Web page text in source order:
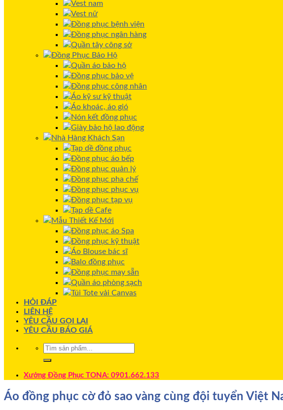
Vest nam
Vest nữ
Đồng phục bệnh viện
Đồng phục ngân hàng
Quần tây công sở
Đồng Phục Bảo Hộ
Quần áo bảo hộ
Đồng phục bảo vệ
Đồng phục công nhân
Áo kỹ sư kỹ thuật
Áo khoác, áo gió
Nón kết đồng phục
Giày bảo hộ lao động
Nhà Hàng Khách Sạn
Tạp dề đồng phục
Đồng phục áo bếp
Đồng phục quản lý
Đồng phục pha chế
Đồng phục phục vụ
Đồng phục tạp vụ
Tạp dề Cafe
Mẫu Thiết Kế Mới
Đồng phục áo Spa
Đồng phục kỹ thuật
Áo Blouse bác sĩ
Balo đồng phục
Đồng phục may sẵn
Quần áo phòng sạch
Túi Tote vải Canvas
HỎI ĐÁP
LIÊN HỆ
YÊU CẦU GỌI LẠI
YÊU CẦU BÁO GIÁ
Xưởng Đồng Phục TONA: 0901.662.133
Áo đồng phục cờ đỏ sao vàng cùng đội tuyển Việt